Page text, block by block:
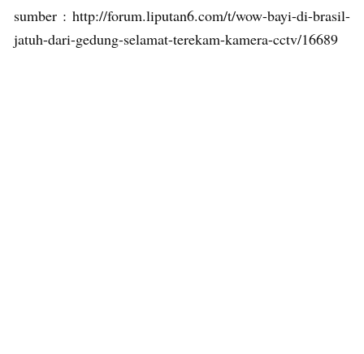
sumber : http://forum.liputan6.com/t/wow-bayi-di-brasil-
jatuh-dari-gedung-selamat-terekam-kamera-cctv/16689